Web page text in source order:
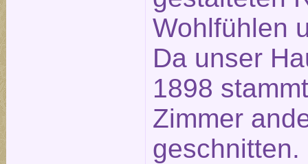
Wohlfühlen
Da unser
1898
Zimmer
geschnitten.